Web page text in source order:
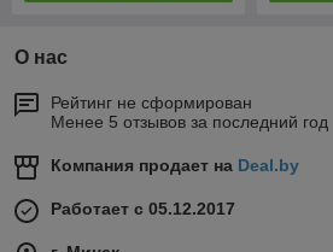
О нас
Рейтинг не сформирован
Менее 5 отзывов за последний год
Компания продает на Deal.by
Работает с 05.12.2017